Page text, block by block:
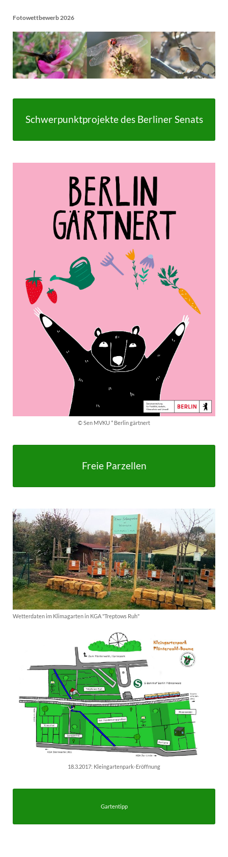
Fotowettbewerb 2026
Schwerpunktprojekte des Berliner Senats
© Sen MVKU * Berlin gärtnert
Freie Parzellen
Wetterdaten im Klimagarten in KGA "Treptows Ruh"
18.3.2017: Kleingartenpark-Eröffnung
Gartentipp